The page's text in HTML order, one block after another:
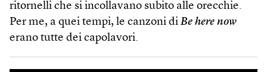
ritornelli che si incollavano subito alle orecchie.
Per me, a quei tempi, le canzoni di Be here now
erano tutte dei capolavori.